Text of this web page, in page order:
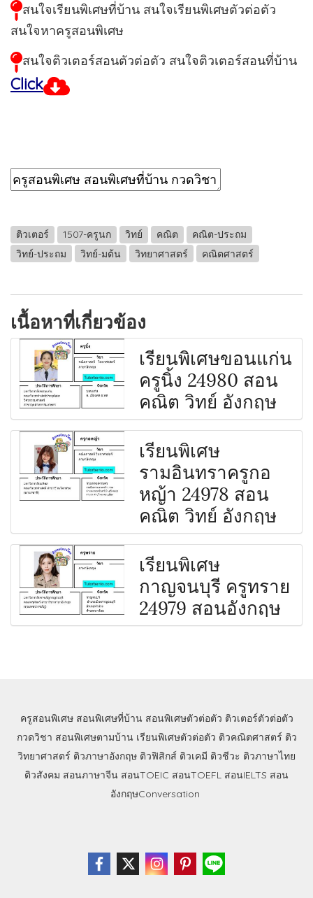
สนใจเรียนพิเศษที่บ้าน สนใจเรียนพิเศษตัวต่อตัว
สนใจหาครูสอนพิเศษ
สนใจติวเตอร์สอนตัวต่อตัว สนใจติวเตอร์สอนที่บ้าน
Click
ติวเตอร์ 1507-ครูนก วิทย์ คณิต
คณิต-ประถม
วิทย์-ประถม
วิทย์-มต้น วิทยาศาสตร์ คณิตศาสตร์
เนื้อหาที่เกี่ยวข้อง
เรียนพิเศษขอนแก่น
ครูนิ้ง 24980 สอน
คณิต วิทย์ อังกฤษ
เรียนพิเศษ
รามอินทราครูกอ
หญ้า 24978 สอน
คณิต วิทย์ อังกฤษ
เรียนพิเศษ
กาญจนบุรี ครูทราย
24979 สอนอังกฤษ
ครูสอนพิเศษ สอนพิเศษที่บ้าน สอนพิเศษตัวต่อตัว ติวเตอร์ตัวต่อตัว
กวดวิชา สอนพิเศษตามบ้าน เรียนพิเศษตัวต่อตัว ติวคณิตศาสตร์ ติว
วิทยาศาสตร์ ติวภาษาอังกฤษ ติวฟิสิกส์ ติวเคมี ติวชีวะ ติวภาษาไทย
ติวสังคม สอนภาษาจีน สอนTOEIC สอนTOEFL สอนIELTS สอน
อังกฤษConversation